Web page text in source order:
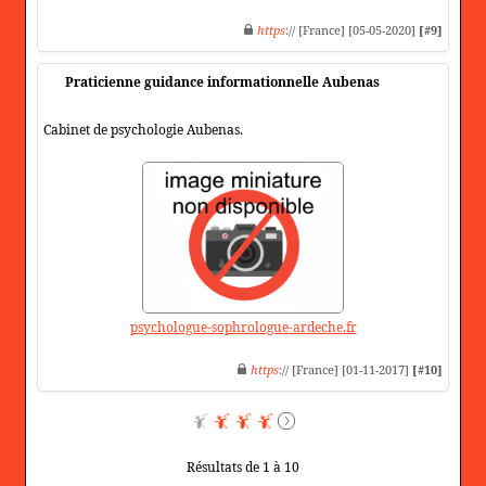
https:// [France] [05-05-2020] [#9]
Praticienne guidance informationnelle Aubenas
Cabinet de psychologie Aubenas.
psychologue-sophrologue-ardeche.fr
https:// [France] [01-11-2017] [#10]
Résultats de 1 à 10